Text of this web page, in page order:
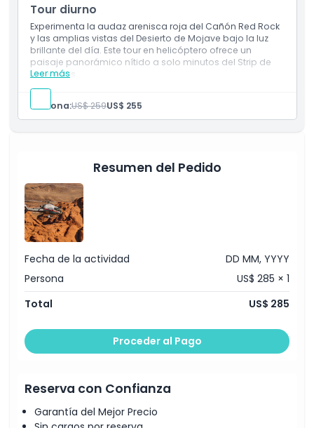
Política para Niños y Adultos
Exclusiones
Política de Cancelación
Tour diurno
Experimenta la audaz arenisca roja del Cañón Red Rock
y las amplias vistas del Desierto de Mojave bajo la luz
brillante del día. Este tour en helicóptero ofrece un
paisaje panorámico nítido a solo minutos del Strip de
Las Vegas.
Leer más
Incluye
Vuelo diurno sobre Red Rock
Paisaje panorámico del desierto
Persona:US$ 259US$ 255
Resumen del Pedido
Fecha de la actividad
DD MM, YYYY
Persona
US$ 285 × 1
Total
US$ 285
Proceder al Pago
Reserva con Confianza
Garantía del Mejor Precio